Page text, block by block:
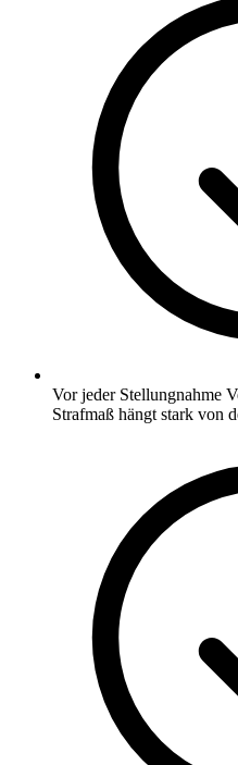
Vor jeder Stellungnahme
Strafmaß hängt stark von